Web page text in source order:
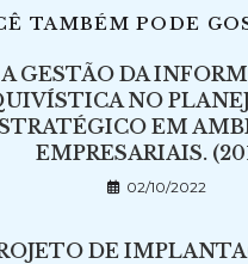
TAMBÉM PODE
A GESTÃO DA
NO
EM
EMPRESARIAIS.
02/10/2022
DE